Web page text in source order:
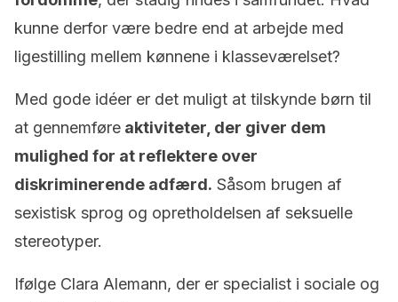
kunne derfor være bedre end at arbejde med
ligestilling mellem kønnene i klasseværelset?
Med gode idéer er det muligt at tilskynde børn til
at gennemføre aktiviteter, der giver dem
mulighed for at reflektere over
diskriminerende adfærd. Såsom brugen af
sexistisk sprog og opretholdelsen af seksuelle
stereotyper.
Ifølge Clara Alemann, der er specialist i sociale og